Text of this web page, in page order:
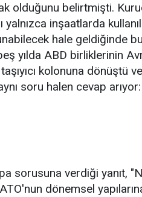
olduğunu belirtmişti.
yalnızca inşaatlarda
hale geldiğinde
yılda ABD birliklerinin
kolonuna dönüştü
soru halen cevap arıyor:
sorusuna verdiği yanıt,
dönemsel